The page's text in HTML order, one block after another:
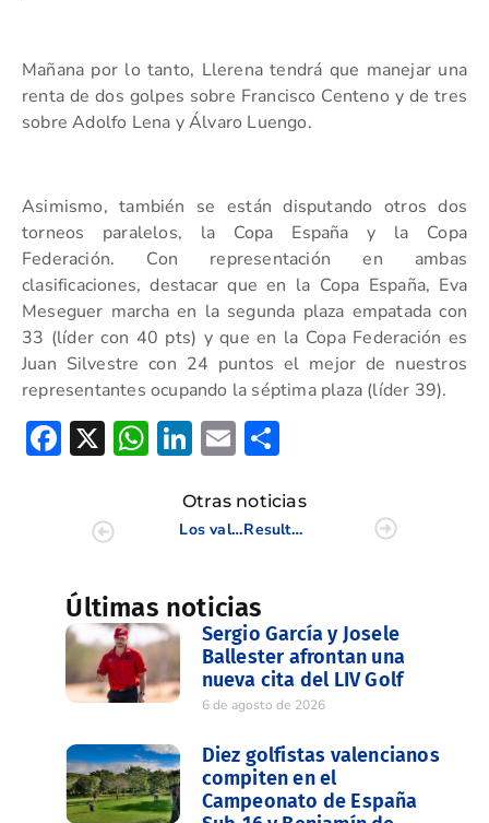
Mañana por lo tanto, Llerena tendrá que manejar una
renta de dos golpes sobre Francisco Centeno y de tres
sobre Adolfo Lena y Álvaro Luengo.
Asimismo, también se están disputando otros dos
torneos paralelos, la Copa España y la Copa
Federación. Con representación en ambas
clasificaciones, destacar que en la Copa España, Eva
Meseguer marcha en la segunda plaza empatada con
33 (líder con 40 pts) y que en la Copa Federación es
Juan Silvestre con 24 puntos el mejor de nuestros
representantes ocupando la séptima plaza (líder 39).
Facebook
X WhatsApp
LinkedIn
Email
Otras noticias
Los valencianos aguantan el arreón en Málaga
Resultados 1/6 Puntuable de Pitch & Putt de la CV Diputación de Alicante
Últimas noticias
Sergio García y Josele
Ballester afrontan una
nueva cita del LIV Golf
6 de agosto de 2026
Diez golfistas valencianos
compiten en el
Campeonato de España